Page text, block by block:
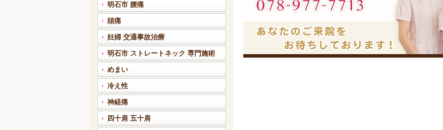
明石市 腰痛
頭痛
妊婦 交通事故治療
明石市 ストレートネック 専門施術
めまい
冷え性
神経痛
四十肩 五十肩